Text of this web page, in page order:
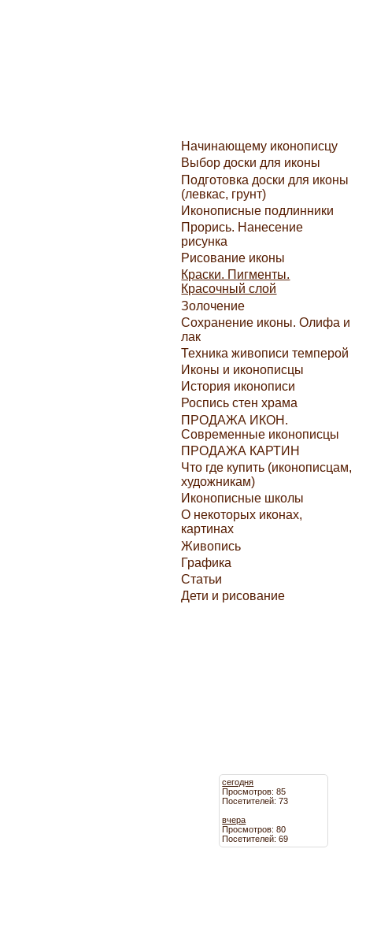
Начинающему иконописцу
Выбор доски для иконы
Подготовка доски для иконы
(левкас, грунт)
Иконописные подлинники
Прорись. Нанесение
рисунка
Рисование иконы
Краски. Пигменты.
Красочный слой
Золочение
Сохранение иконы. Олифа и
лак
Техника живописи темперой
Иконы и иконописцы
История иконописи
Роспись стен храма
ПРОДАЖА ИКОН.
Современные иконописцы
ПРОДАЖА КАРТИН
Что где купить (иконописцам,
художникам)
Иконописные школы
О некоторых иконах,
картинах
Живопись
Графика
Статьи
Дети и рисование
сегодня
Просмотров: 85
Посетителей: 73
вчера
Просмотров: 80
Посетителей: 69